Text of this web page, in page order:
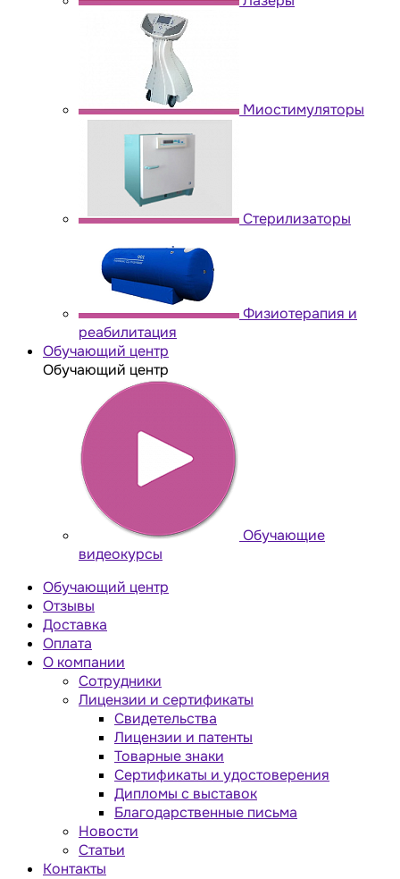
Миостимуляторы
Стерилизаторы
Физиотерапия и
реабилитация
Обучающий центр
Обучающий центр
Обучающие
видеокурсы
Обучающий центр
Отзывы
Доставка
Оплата
О компании
Сотрудники
Лицензии и сертификаты
Свидетельства
Лицензии и патенты
Товарные знаки
Сертификаты и удостоверения
Дипломы с выставок
Благодарственные письма
Новости
Статьи
Контакты